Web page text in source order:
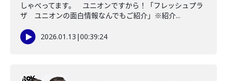
しゃべってます。 ユニオンですから！「フレッシュプラ
ザ ユニオンの面白情報なんでもご紹介」※紹介...
2026.01.13 |00:39:24